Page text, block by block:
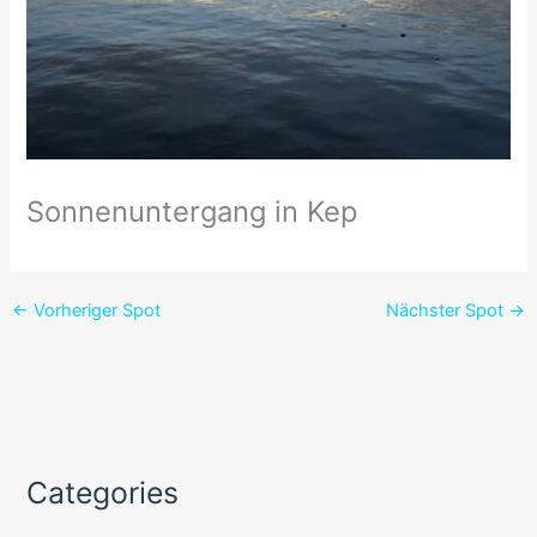
Sonnenuntergang in Kep
← Vorheriger Spot Nächster Spot →
Categories